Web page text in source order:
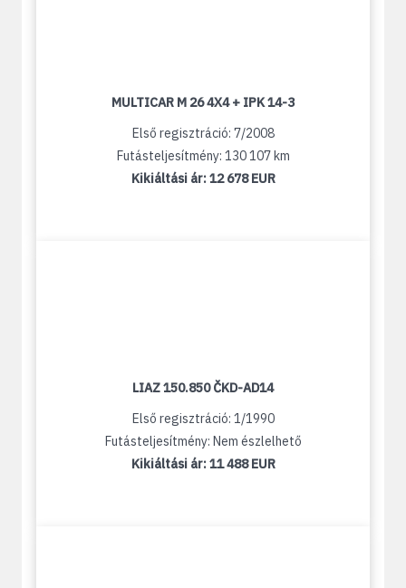
MULTICAR M 26 4X4 + IPK 14-3
Első regisztráció: 7/2008
Futásteljesítmény: 130 107 km
Kikiáltási ár:12 678 EUR
LIAZ 150.850 ČKD-AD14
Első regisztráció: 1/1990
Futásteljesítmény: Nem észlelhető
Kikiáltási ár:11 488 EUR